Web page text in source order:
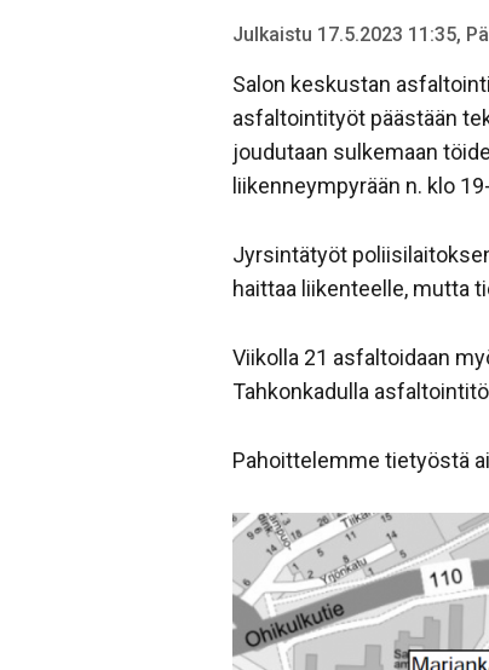
Julkaistu 17.5.2023 11:35,
Salon keskustan
asfaltointityöt päästään
joudutaan sulkemaan
liikenneympyrään n. klo
Jyrsintätyöt
haittaa liikenteelle, mutta
Viikolla 21 asfaltoidaan
Tahkonkadulla
Pahoittelemme tietyöstä